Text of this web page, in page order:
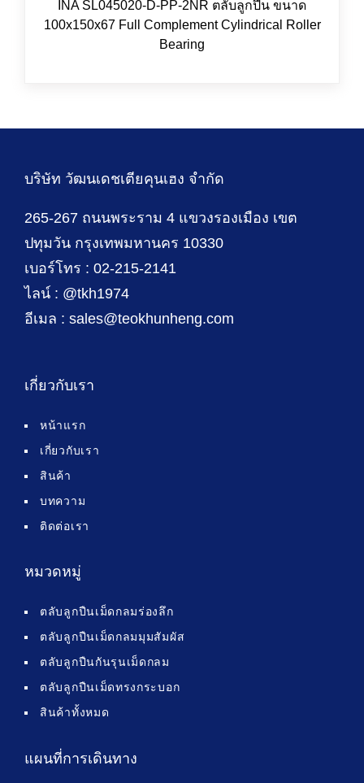
INA SL045020-D-PP-2NR ตลับลูกปืน ขนาด
100x150x67 Full Complement Cylindrical Roller
Bearing
บริษัท วัฒนเดชเตียคุนเฮง จำกัด
265-267 ถนนพระราม 4 แขวงรองเมือง เขต
ปทุมวัน กรุงเทพมหานคร 10330
เบอร์โทร : 02-215-2141
ไลน์ : @tkh1974
อีเมล : sales@teokhunheng.com
เกี่ยวกับเรา
หน้าแรก
เกี่ยวกับเรา
สินค้า
บทความ
ติดต่อเรา
หมวดหมู่
ตลับลูกปืนเม็ดกลมร่องลึก
ตลับลูกปืนเม็ดกลมมุมสัมผัส
ตลับลูกปืนกันรุนเม็ดกลม
ตลับลูกปืนเม็ดทรงกระบอก
สินค้าทั้งหมด
แผนที่การเดินทาง